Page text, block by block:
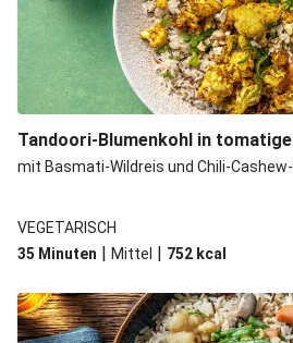
Tandoori-Blumenkohl in
mit Basmati-Wildreis und Chili-
VEGETARISCH
35 Minuten | Mittel | 752 kcal